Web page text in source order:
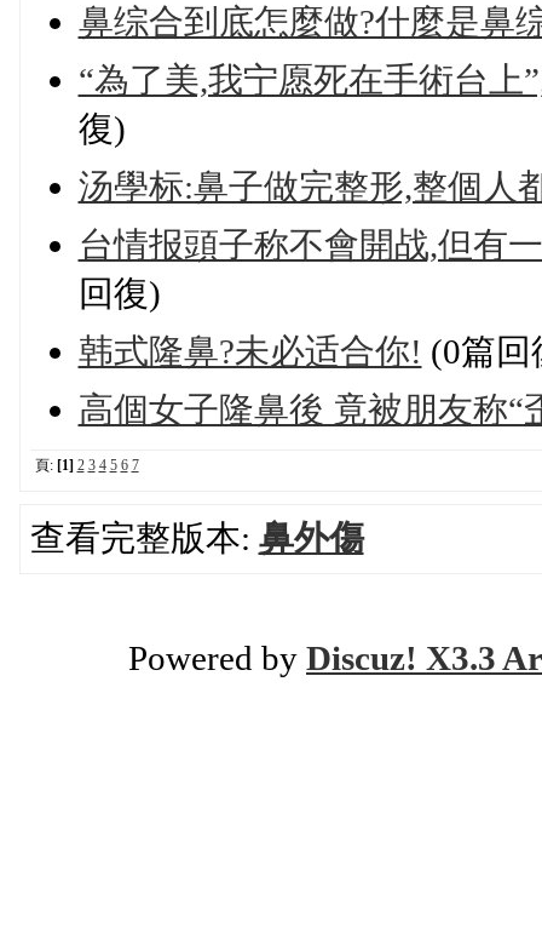
鼻综合到底怎麼做?什麼是鼻
“為了美,我宁愿死在手術台上
復)
汤學标:鼻子做完整形,整個人
台情报頭子称不會開战,但有
回復)
韩式隆鼻?未必适合你! (0篇回
高個女子隆鼻後 竟被朋友称“
頁: [1] 2 3 4 5 6 7
查看完整版本: 鼻外傷
Powered by Discuz! X3.3